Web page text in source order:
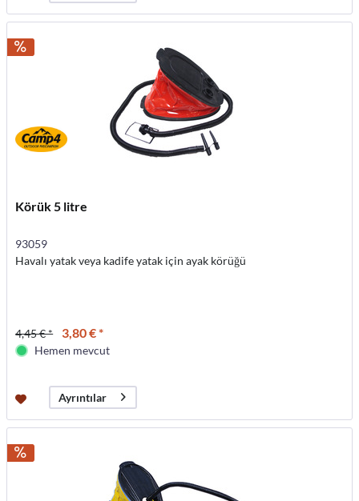
Körük 5 litre
93059
Havalı yatak veya kadife yatak için ayak körüğü
4,45 € * 3,80 € *
Hemen mevcut
Ayrıntılar